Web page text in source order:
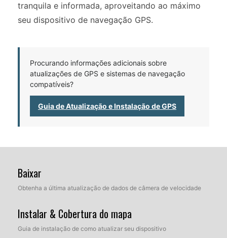
tranquila e informada, aproveitando ao máximo
seu dispositivo de navegação GPS.
Procurando informações adicionais sobre
atualizações de GPS e sistemas de navegação
compatíveis?
Guia de Atualização e Instalação de GPS
Baixar
Obtenha a última atualização de dados de câmera de velocidade
Instalar & Cobertura do mapa
Guia de instalação de como atualizar seu dispositivo